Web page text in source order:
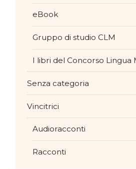
eBook
Gruppo di studio CLM
I libri del Concorso Lingua
Senza categoria
Vincitrici
Audioracconti
Racconti